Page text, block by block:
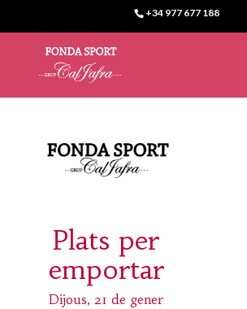
+34 977 677 188
Plats per
emportar
Dijous, 21 de gener